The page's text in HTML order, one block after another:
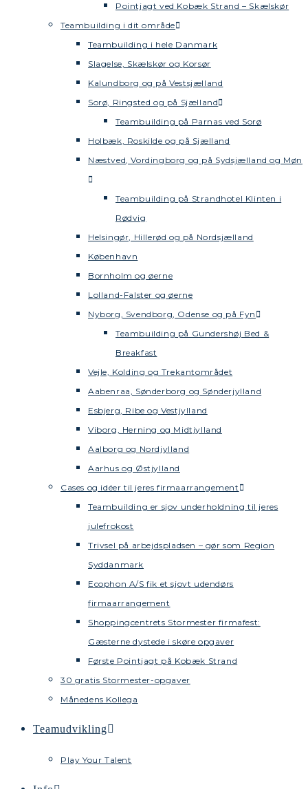
Pointjagt ved Kobæk Strand – Skælskør
Teambuilding i dit område
Teambuilding i hele Danmark
Slagelse, Skælskør og Korsør
Kalundborg og på Vestsjælland
Sorø, Ringsted og på Sjælland
Teambuilding på Parnas ved Sorø
Holbæk, Roskilde og på Sjælland
Næstved, Vordingborg og på Sydsjælland og Møn
Teambuilding på Strandhotel Klinten i
Rødvig
Helsingør, Hillerød og på Nordsjælland
København
Bornholm og øerne
Lolland-Falster og øerne
Nyborg, Svendborg, Odense og på Fyn
Teambuilding på Gundershøj Bed &
Breakfast
Vejle, Kolding og Trekantområdet
Aabenraa, Sønderborg og Sønderjylland
Esbjerg, Ribe og Vestjylland
Viborg, Herning og Midtjylland
Aalborg og Nordjylland
Aarhus og Østjylland
Cases og idéer til jeres firmaarrangement
Teambuilding er sjov underholdning til jeres
julefrokost
Trivsel på arbejdspladsen – gør som Region
Syddanmark
Ecophon A/S fik et sjovt udendørs
firmaarrangement
Shoppingcentrets Stormester firmafest:
Gæsterne dystede i skøre opgaver
Første Pointjagt på Kobæk Strand
30 gratis Stormester-opgaver
Månedens Kollega
Teamudvikling
Play Your Talent